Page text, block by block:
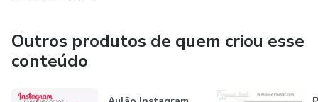
acreditamos que quando o ambiente à nossa volta está
organizado, tudo flui melhor! Sem a bagunça nos distraindo
e estando cercados apenas de objetos que gostamos e
usamos de verdade, nossa mente fica livre para focar nas
Outros produtos de quem criou esse
conteúdo